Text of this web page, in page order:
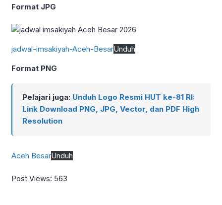
Format JPG
jadwal-imsakiyah-Aceh-BesarUnduh
Format PNG
Pelajari juga: Unduh Logo Resmi HUT ke-81 RI:
Link Download PNG, JPG, Vector, dan PDF High
Resolution
Aceh BesarUnduh
Post Views: 563